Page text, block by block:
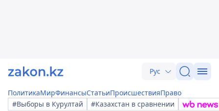
Рус
ПолитикаМирФинансыСтатьиПроисшествияПраво
#Выборы в Курултай
#Казахстан в сравнении